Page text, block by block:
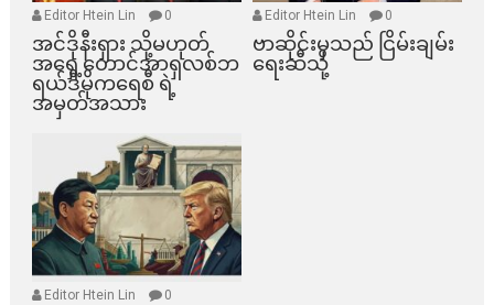
Editor Htein Lin 0
အင်ဒိုနီးရှား သို့မဟုတ်
အရှေ့တောင်အာရှလစ်ဘ
ရယ်ဒီမိုကရေစီ ရဲ့
အမှတ်အသား
Editor Htein Lin 0
ဗာဆိုင်းမှသည် ငြိမ်းချမ်း
ရေးဆီသို့
Editor Htein Lin 0